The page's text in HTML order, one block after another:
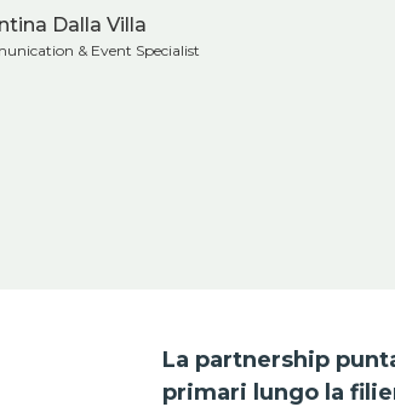
Dalla Villa
& Event Specialist
La partnership
primari lungo la